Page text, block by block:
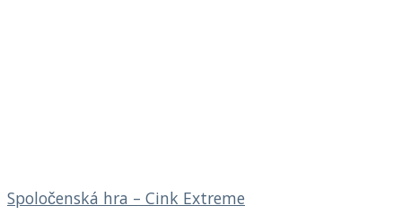
Spoločenská hra – Cink Extreme